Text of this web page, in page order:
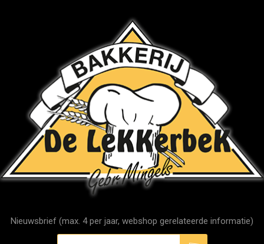
Nieuwsbrief (max. 4 per jaar, webshop gerelateerde informatie)